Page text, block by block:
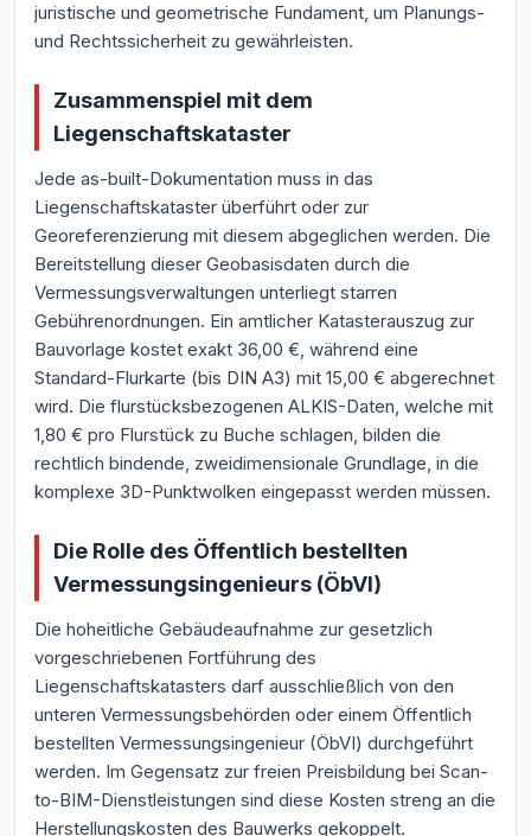
juristische und geometrische Fundament, um Planungs-
und Rechtssicherheit zu gewährleisten.
Zusammenspiel mit dem
Liegenschaftskataster
Jede as-built-Dokumentation muss in das
Liegenschaftskataster überführt oder zur
Georeferenzierung mit diesem abgeglichen werden. Die
Bereitstellung dieser Geobasisdaten durch die
Vermessungsverwaltungen unterliegt starren
Gebührenordnungen. Ein amtlicher Katasterauszug zur
Bauvorlage kostet exakt 36,00 €, während eine
Standard-Flurkarte (bis DIN A3) mit 15,00 € abgerechnet
wird. Die flurstücksbezogenen ALKIS-Daten, welche mit
1,80 € pro Flurstück zu Buche schlagen, bilden die
rechtlich bindende, zweidimensionale Grundlage, in die
komplexe 3D-Punktwolken eingepasst werden müssen.
Die Rolle des Öffentlich bestellten
Vermessungsingenieurs (ÖbVI)
Die hoheitliche Gebäudeaufnahme zur gesetzlich
vorgeschriebenen Fortführung des
Liegenschaftskatasters darf ausschließlich von den
unteren Vermessungsbehörden oder einem Öffentlich
bestellten Vermessungsingenieur (ÖbVI) durchgeführt
werden. Im Gegensatz zur freien Preisbildung bei Scan-
to-BIM-Dienstleistungen sind diese Kosten streng an die
Herstellungskosten des Bauwerks gekoppelt.